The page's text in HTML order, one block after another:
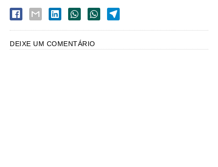
DEIXE UM COMENTÁRIO